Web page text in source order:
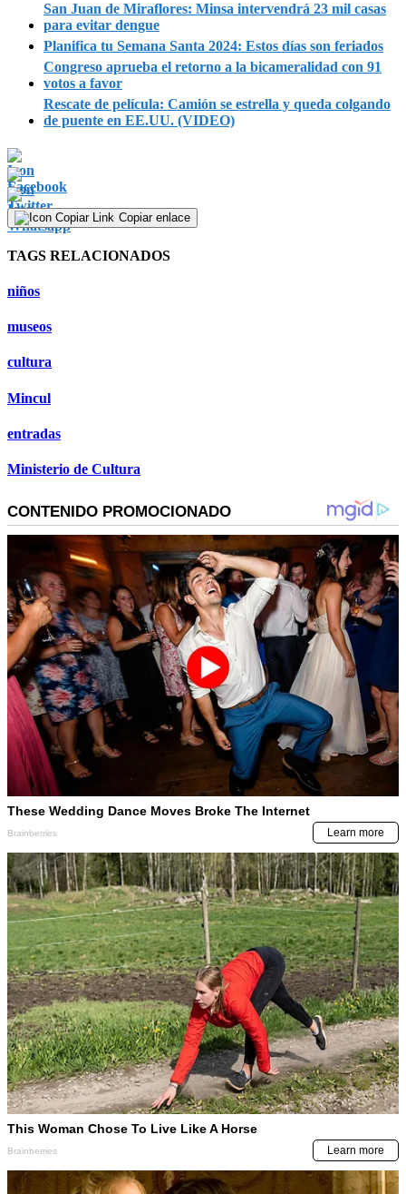
San Juan de Miraflores: Minsa intervendrá 23 mil casas
para evitar dengue
Planifica tu Semana Santa 2024: Estos días son feriados
Congreso aprueba el retorno a la bicameralidad con 91
votos a favor
Rescate de película: Camión se estrella y queda colgando
de puente en EE.UU. (VIDEO)
Copiar enlace
TAGS RELACIONADOS
niños
museos
cultura
Mincul
entradas
Ministerio de Cultura